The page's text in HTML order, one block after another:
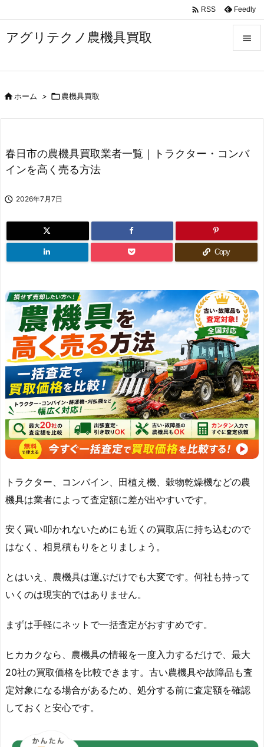
アグリテクノ農機具買取 


 RSS Feedly
ホーム > 農機具買取
春日市の農機具買取業者一覧｜トラクター・コンバ
インを高く売る方法
 2026年7月7日
Copy
トラクター、コンバイン、田植え機、穀物乾燥機などの農
機具は業者によって査定額に差が出やすいです。
安く買い叩かれないためにも近くの買取店に持ち込むので
はなく、相見積もりをとりましょう。
とはいえ、農機具は運ぶだけでも大変です。何社も持って
いくのは現実的ではありません。
まずは手軽にネットで一括査定がおすすめです。
ヒカカクなら、農機具の情報を一度入力するだけで、最大
20社の買取価格を比較できます。古い農機具や故障品も査
定対象になる場合があるため、処分する前に査定額を確認
しておくと安心です。